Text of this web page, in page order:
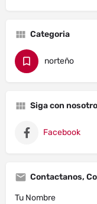
Categoria
norteño
Siga con
Facebook
Contactanos,
Tu Nombre